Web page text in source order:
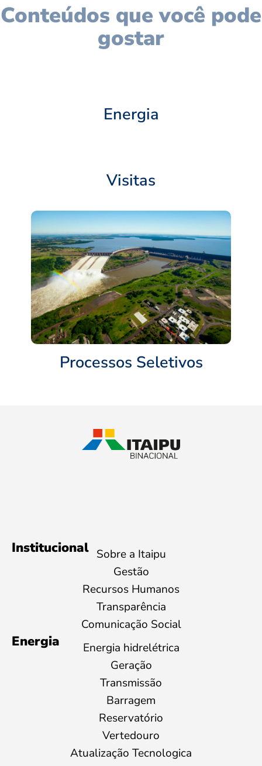
Conteúdos que você pode
gostar
Energia
Visitas
Processos Seletivos
Institucional Sobre a Itaipu
Gestão
Recursos Humanos
Transparência
Comunicação Social
Energia
Energia hidrelétrica
Geração
Transmissão
Barragem
Reservatório
Vertedouro
Atualização Tecnologica